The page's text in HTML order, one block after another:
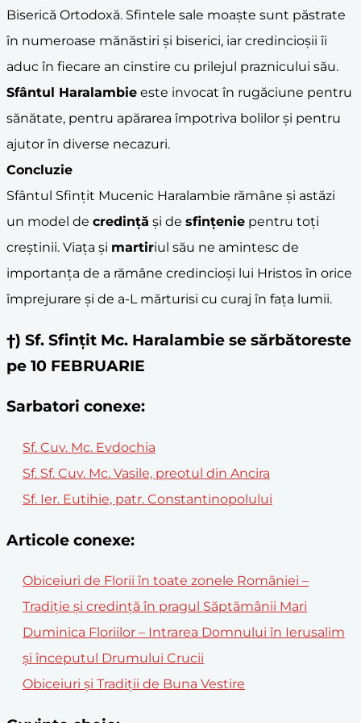
Biserică Ortodoxă. Sfintele sale moaște sunt păstrate
în numeroase mănăstiri și biserici, iar credincioșii îi
aduc în fiecare an cinstire cu prilejul praznicului său.
Sfântul Haralambie este invocat în rugăciune pentru
sănătate, pentru apărarea împotriva bolilor și pentru
ajutor în diverse necazuri.
Concluzie
Sfântul Sfințit Mucenic Haralambie rămâne și astăzi
un model de credință și de sfințenie pentru toți
creștinii. Viața și martiriul său ne amintesc de
importanța de a rămâne credincioși lui Hristos în orice
împrejurare și de a-L mărturisi cu curaj în fața lumii.
†) Sf. Sfințit Mc. Haralambie se sărbătoreste
pe 10 FEBRUARIE
Sarbatori conexe:
Sf. Cuv. Mc. Evdochia
Sf. Sf. Cuv. Mc. Vasile, preotul din Ancira
Sf. Ier. Eutihie, patr. Constantinopolului
Articole conexe:
Obiceiuri de Florii în toate zonele României –
Tradiție și credință în pragul Săptămânii Mari
Duminica Floriilor – Intrarea Domnului în Ierusalim
și începutul Drumului Crucii
Obiceiuri și Tradiții de Buna Vestire